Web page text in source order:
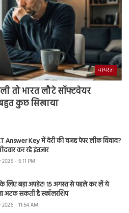
वायरल
तो भारत लौटे सॉफ्टवेयर
कुछ सिखाया
Answer Key में देरी की वजह पेपर लीक विवाद?
कर रहे इंतजार
- 6:11 PM
के लिए बड़ा अपडेट! 15 अगस्त से पहले कर लें ये
अटक सकती है स्कॉलरशिप
- 11:54 AM